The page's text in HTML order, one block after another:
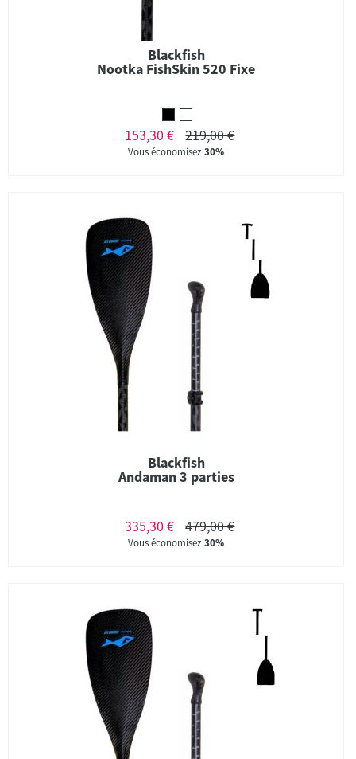
Blackfish
Nootka FishSkin 520 Fixe
153,30 € 219,00 €
Vous économisez30%
Blackfish
Andaman 3 parties
335,30 € 479,00 €
Vous économisez30%